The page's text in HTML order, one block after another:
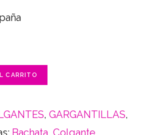
CARRITO
,GARGANTILLAS,
Bachata ,Colgante